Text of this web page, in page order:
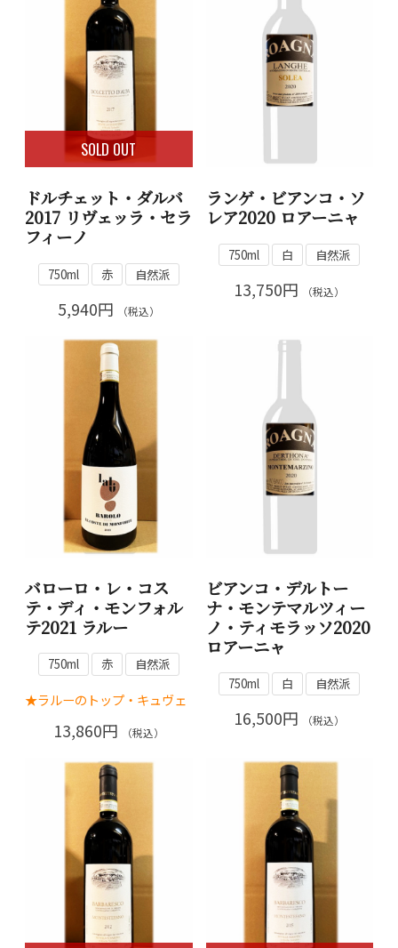
SOLD OUT
ドルチェット・ダルバ
2017 リヴェッラ・セラ
フィーノ
750ml 赤 自然派
5,940円 （税込）
ランゲ・ビアンコ・ソ
レア2020 ロアーニャ
750ml 白 自然派
13,750円 （税込）
バローロ・レ・コス
テ・ディ・モンフォル
テ2021 ラルー
750ml 赤 自然派
★ラルーのトップ・キュヴェ
13,860円 （税込）
ビアンコ・デルトー
ナ・モンテマルツィー
ノ・ティモラッソ2020
ロアーニャ
750ml 白 自然派
16,500円 （税込）